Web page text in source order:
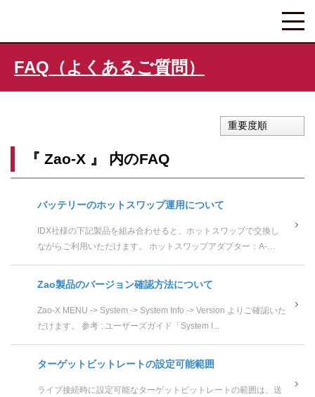
FAQ（よくあるご質問）
重要度順
『 Zao-X 』 内のFAQ
バッテリーのホットスワップ運用について
IDX社様の下記製品を組み合わせると、ホットスワップで交換し
ながらご利用いただけます。 ホットスワップアダプター：A-
Zao製品のバージョン確認方法について
Zao-X MENU -> System -> System Info -> Version よりご確認いた
だけます。 参考 : ユーザーズガイド「System I...
ターゲットビットレートの設定可能範囲
ライブ接続時に設定可能なターゲットビットレートの範囲は、送